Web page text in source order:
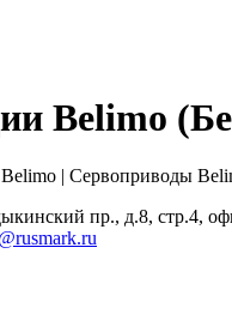
Belimo
| Сервоприводы
пр., д.8, стр.4,